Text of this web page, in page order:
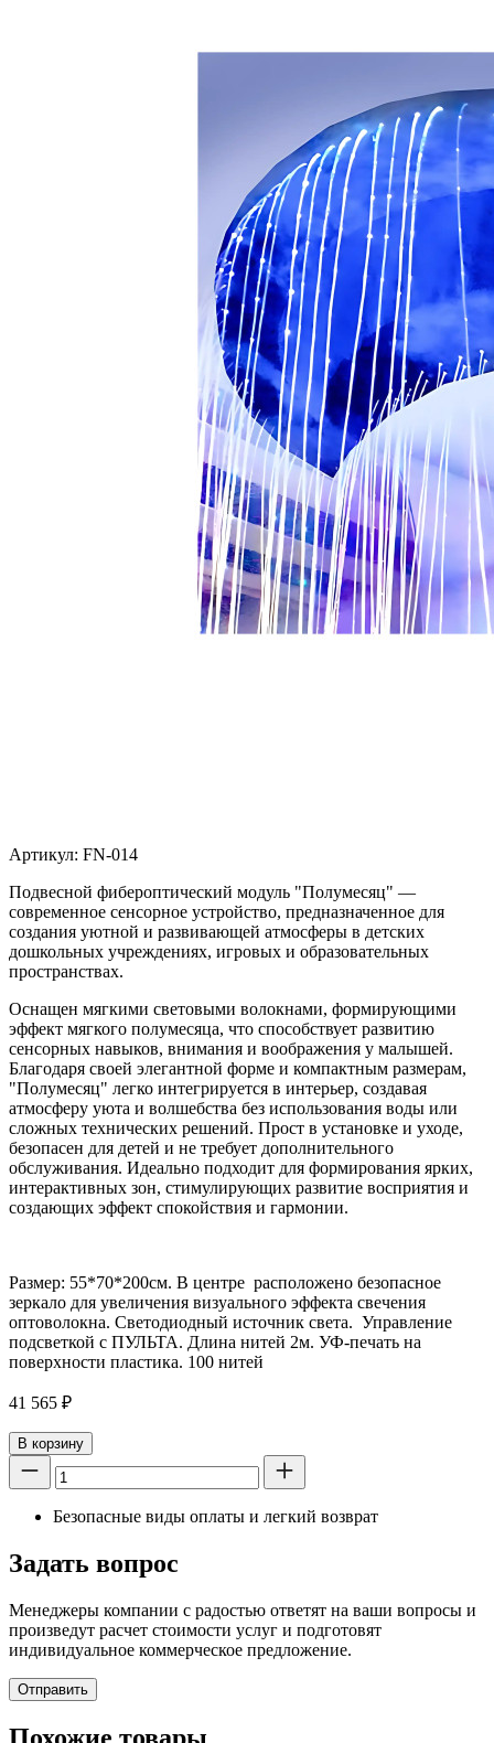
Артикул: FN-014
Подвесной фибероптический модуль "Полумесяц" —
современное сенсорное устройство, предназначенное для
создания уютной и развивающей атмосферы в детских
дошкольных учреждениях, игровых и образовательных
пространствах.
Оснащен мягкими световыми волокнами, формирующими
эффект мягкого полумесяца, что способствует развитию
сенсорных навыков, внимания и воображения у малышей.
Благодаря своей элегантной форме и компактным размерам,
"Полумесяц" легко интегрируется в интерьер, создавая
атмосферу уюта и волшебства без использования воды или
сложных технических решений. Прост в установке и уходе,
безопасен для детей и не требует дополнительного
обслуживания. Идеально подходит для формирования ярких,
интерактивных зон, стимулирующих развитие восприятия и
создающих эффект спокойствия и гармонии.
Размер: 55*70*200см. В центре расположено безопасное
зеркало для увеличения визуального эффекта свечения
оптоволокна. Светодиодный источник света. Управление
подсветкой с ПУЛЬТА. Длина нитей 2м. УФ-печать на
поверхности пластика. 100 нитей
41 565 ₽
В корзину
Безопасные виды оплаты и легкий возврат
Задать вопрос
Менеджеры компании с радостью ответят на ваши вопросы и
произведут расчет стоимости услуг и подготовят
индивидуальное коммерческое предложение.
Отправить
Похожие товары